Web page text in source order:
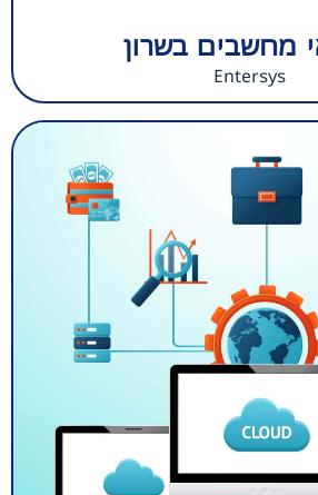
מחשבים בשרון
Entersys